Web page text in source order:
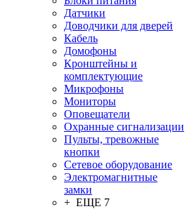
Датчики
Доводчики для дверей
Кабель
Домофоны
Кронштейны и
комплектующие
Микрофоны
Мониторы
Оповещатели
Охранные сигнализации
Пульты, тревожные
кнопки
Сетевое оборудование
Электромагнитные
замки
+ ЕЩЕ 7